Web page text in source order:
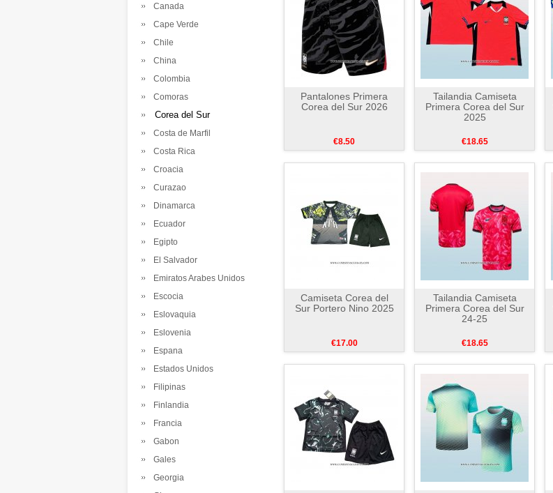
Canada
Cape Verde
Chile
China
Colombia
Comoras
Corea del Sur
Costa de Marfil
Costa Rica
Croacia
Curazao
Dinamarca
Ecuador
Egipto
El Salvador
Emiratos Arabes Unidos
Escocia
Eslovaquia
Eslovenia
Espana
Estados Unidos
Filipinas
Finlandia
Francia
Gabon
Gales
Georgia
Pantalones Primera
Corea del Sur 2026
€8.50
Tailandia Camiseta
Primera Corea del Sur
2025
€18.65
Camiseta Corea del
Sur Portero Nino 2025
€17.00
Tailandia Camiseta
Primera Corea del Sur
24-25
€18.65